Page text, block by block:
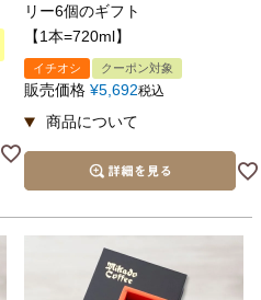
リー6個のギフト
【1本=720ml】
イチオシ クーポン対象
販売価格 ¥5,692税込